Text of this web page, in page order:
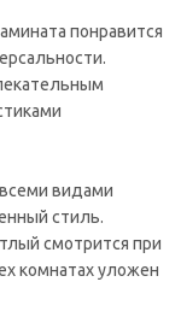
понравится
видами
стиль.
смотрится при
комнатах уложен